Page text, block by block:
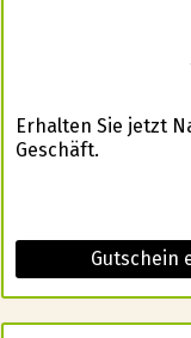
Erhalten Sie jetzt
Geschäft.
Gutschein